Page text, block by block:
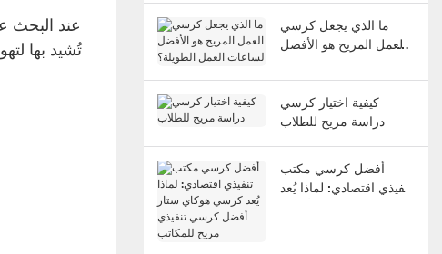
عند البحث
تُشيد بها
ما الذي يجعل كرسي
العمل المريح هو الأفضل
كيفية اختيار كرسي
دراسة مريح للطلاب
أفضل كرسي مكتب
تنفيذي اقتصادي: لماذا يُعد